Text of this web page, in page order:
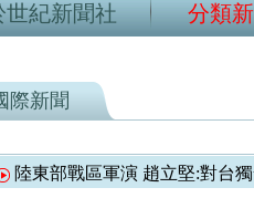
世紀新聞社 分類
際新聞
陸東部戰區軍演 趙立堅:對台